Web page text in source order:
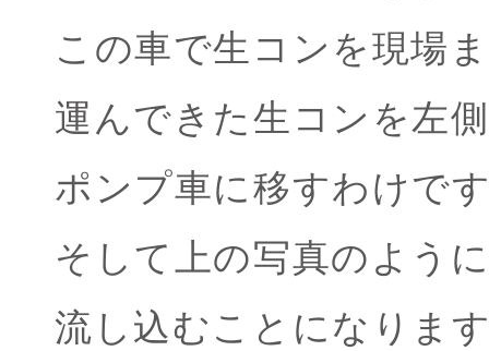
この車で生コンを現場
運んできた生コンを左
ポンプ車に移すわけで
そして上の写真のよう
流し込むことになりま